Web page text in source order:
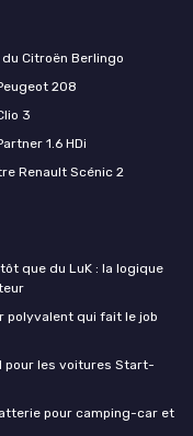
Citroën Berlingo
208
3
1.6 HDi
Renault Scénic 2
que du LuK : la logique
polyvalent qui fait le job
pour les voitures Start-
pour camping-car et